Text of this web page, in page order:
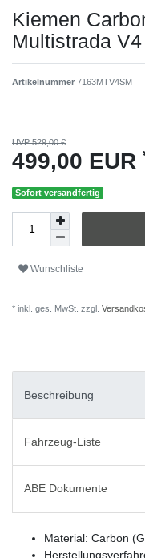
Kiemen
Multistrada V4
Artikelnummer 7163MTV4SM
UVP 529,00 €
499,00 EUR
Sofort versandfertig
Wunschliste
* inkl. ges. MwSt. zzgl.
Beschreibung
Fahrzeug-Liste
ABE Dokumente
Material: Carbon